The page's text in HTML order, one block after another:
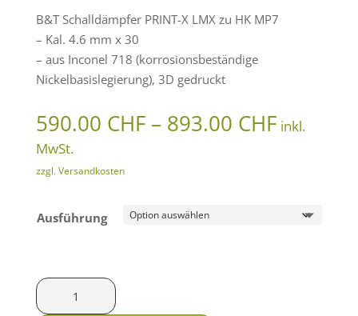
B&T Schalldämpfer PRINT-X LMX zu HK MP7
– Kal. 4.6 mm x 30
– aus Inconel 718 (korrosionsbeständige
Nickelbasislegierung), 3D gedruckt
590.00 CHF – 893.00 CHF inkl.
MwSt.
zzgl. Versandkosten
Ausführung
B&T
Schalldämpfer